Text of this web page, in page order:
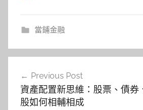
當鋪金融
章
導
Previous Post
資產配置新思維：股票、債券
股如何相輔相成